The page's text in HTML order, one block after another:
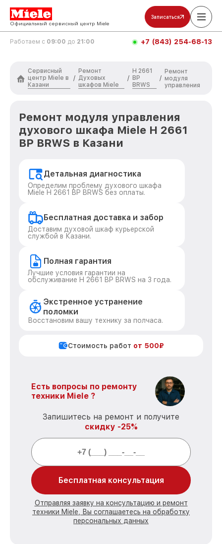
Официальный сервисный центр Miele
Записаться
Работаем с 09:00 до 21:00 +7 (843) 254-68-13
Сервисный
центр Miele в
Казани
/
Ремонт
Духовых
шкафов Miele
/
H 2661
BP
BRWS
/
Ремонт
модуля
управления
Ремонт модуля управления
духового шкафа Miele H 2661
BP BRWS в Казани
Детальная диагностика
Определим проблему духового шкафа
Miele H 2661 BP BRWS без оплаты.
Бесплатная доставка и забор
Доставим духовой шкаф курьерской
службой в Казани.
Полная гарантия
Лучшие условия гарантии на
обслуживание H 2661 BP BRWS на 3 года.
Экстренное устранение
поломки
Восстановим вашу технику за полчаса.
Стоимость работ от 500₽
Есть вопросы по ремонту
техники Miele ?
Запишитесь на ремонт и получите
скидку -25%
Бесплатная консультация
Отправляя заявку на консультацию и ремонт
техники Miele, Вы соглашаетесь на обработку
персональных данных